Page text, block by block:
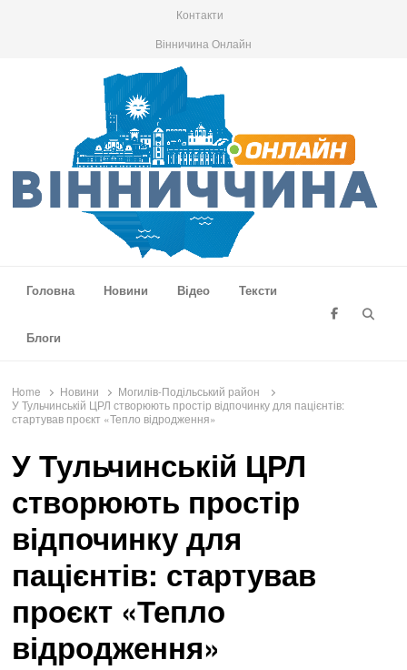
Контакти
Вінничина Онлайн
Головна
Новини Відео Тексти
Блоги
Home Новини
Могилів-Подільський район
У Тульчинській ЦРЛ створюють простір відпочинку для пацієнтів:
стартував проєкт «Тепло відродження»
У Тульчинській ЦРЛ
створюють простір
відпочинку для
пацієнтів: стартував
проєкт «Тепло
відродження»